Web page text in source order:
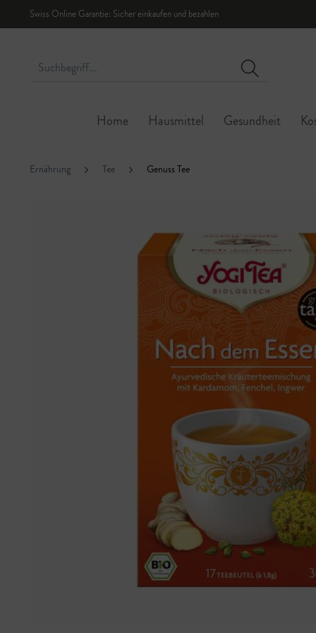
Swiss Online Garantie: Sicher einkaufen und bezahlen
Home Hausmittel Gesundheit
Ernährung Tee Genuss Tee